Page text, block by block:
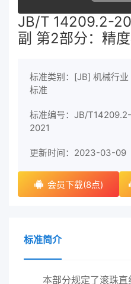
JB/T 14209.2-
副 第2部分：精
标准类别：[JB] 机械行业
标准
标准编号：JB/T14209.2-
2021
更新时间：2023-03-09
会员下载(8点)
标准简介
本部分规定了滚珠